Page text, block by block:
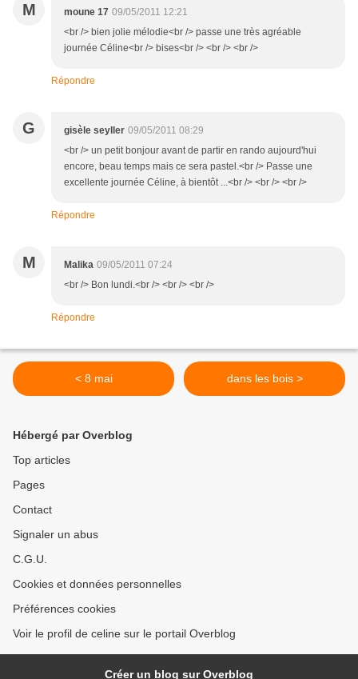
M moune 17 09/05/2011 12:21
<br /> bien jolie mélodie<br /> passe une très agréable
journée Céline<br /> bises<br /> <br /> <br />
Répondre
G gisèle seyller 09/05/2011 08:29
<br /> un petit bonjour avant de partir en rando aujourd'hui
encore, beau temps mais ce sera pastel.<br /> Passe une
excellente journée Céline, à bientôt ...<br /> <br /> <br />
Répondre
M Malika 09/05/2011 07:24
<br /> Bon lundi.<br /> <br /> <br />
Répondre
< 8 mai dans les bois >
Hébergé par Overblog
Top articles
Pages
Contact
Signaler un abus
C.G.U.
Cookies et données personnelles
Préférences cookies
Voir le profil de celine sur le portail Overblog
Créer un blog sur Overblog